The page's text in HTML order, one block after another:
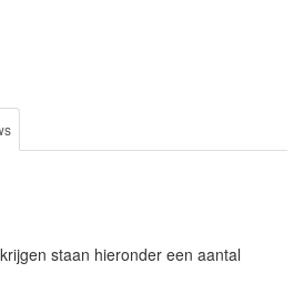
staan hieronder een aantal